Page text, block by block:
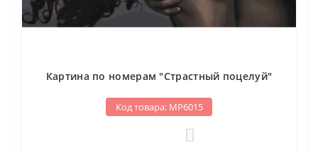
Картина по номерам "Страстный поцелуй"
Код товара: МР6015